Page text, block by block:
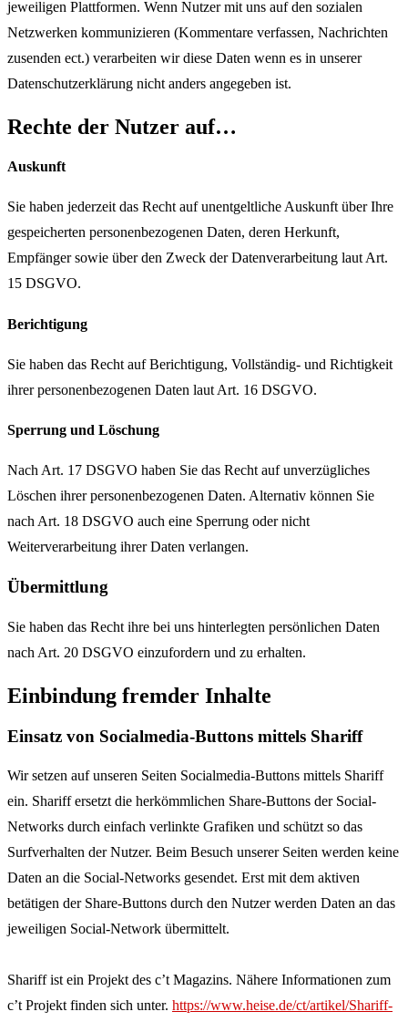
jeweiligen Plattformen. Wenn Nutzer mit uns auf den sozialen
Netzwerken kommunizieren (Kommentare verfassen, Nachrichten
zusenden ect.) verarbeiten wir diese Daten wenn es in unserer
Datenschutzerklärung nicht anders angegeben ist.
Rechte der Nutzer auf…
Auskunft
Sie haben jederzeit das Recht auf unentgeltliche Auskunft über Ihre
gespeicherten personenbezogenen Daten, deren Herkunft,
Empfänger sowie über den Zweck der Datenverarbeitung laut Art.
15 DSGVO.
Berichtigung
Sie haben das Recht auf Berichtigung, Vollständig- und Richtigkeit
ihrer personenbezogenen Daten laut Art. 16 DSGVO.
Sperrung und Löschung
Nach Art. 17 DSGVO haben Sie das Recht auf unverzügliches
Löschen ihrer personenbezogenen Daten. Alternativ können Sie
nach Art. 18 DSGVO auch eine Sperrung oder nicht
Weiterverarbeitung ihrer Daten verlangen.
Übermittlung
Sie haben das Recht ihre bei uns hinterlegten persönlichen Daten
nach Art. 20 DSGVO einzufordern und zu erhalten.
Einbindung fremder Inhalte
Einsatz von Socialmedia-Buttons mittels Shariff
Wir setzen auf unseren Seiten Socialmedia-Buttons mittels Shariff
ein. Shariff ersetzt die herkömmlichen Share-Buttons der Social-
Networks durch einfach verlinkte Grafiken und schützt so das
Surfverhalten der Nutzer. Beim Besuch unserer Seiten werden keine
Daten an die Social-Networks gesendet. Erst mit dem aktiven
betätigen der Share-Buttons durch den Nutzer werden Daten an das
jeweiligen Social-Network übermittelt.
Shariff ist ein Projekt des c’t Magazins. Nähere Informationen zum
c’t Projekt finden sich unter. https://www.heise.de/ct/artikel/Shariff-